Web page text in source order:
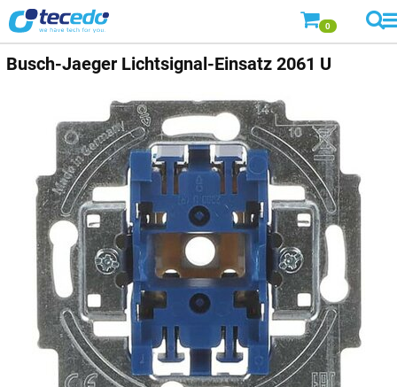
0
Busch-Jaeger Lichtsignal-Einsatz 2061 U